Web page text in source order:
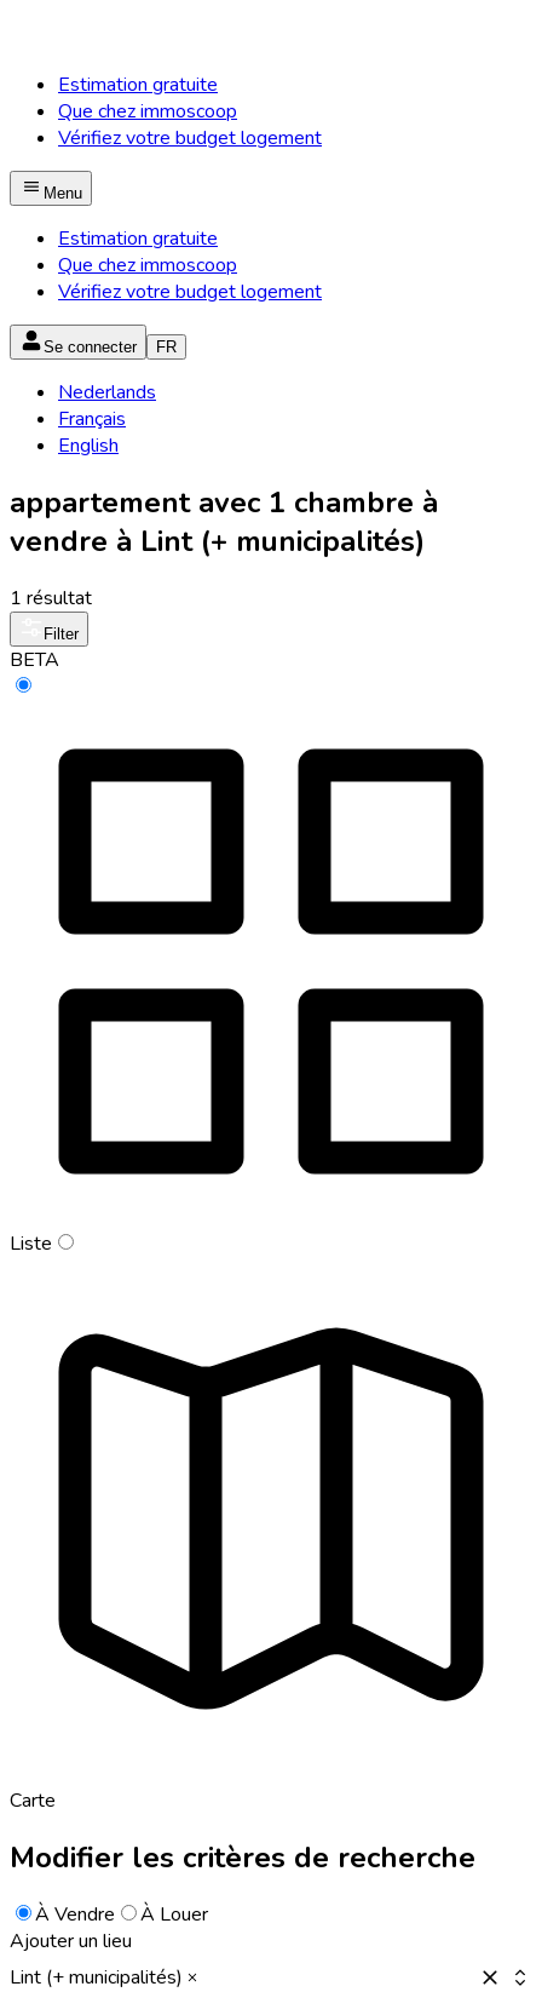
Estimation gratuite
Que chez immoscoop
Vérifiez votre budget logement
Menu
Estimation gratuite
Que chez immoscoop
Vérifiez votre budget logement
Se connecter FR
Nederlands
Français
English
appartement avec 1 chambre à
vendre à Lint (+ municipalités)
1 résultat
Filter
BETA
Liste
Carte
Modifier les critères de recherche
À Vendre
À Louer
Ajouter un lieu
Lint (+ municipalités)